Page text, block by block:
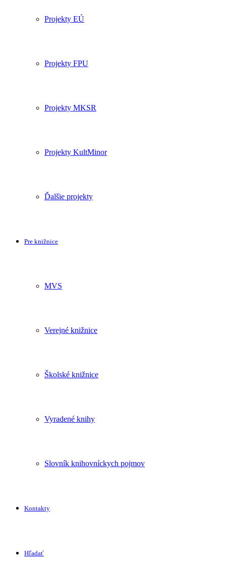
Projekty EÚ
Projekty FPU
Projekty MKSR
Projekty KultMinor
Ďalšie projekty
Pre knižnice
MVS
Verejné knižnice
Školské knižnice
Vyradené knihy
Slovník knihovníckych pojmov
Kontakty
Hľadať